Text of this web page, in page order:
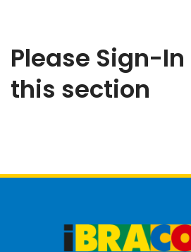
Please Sign-
this section